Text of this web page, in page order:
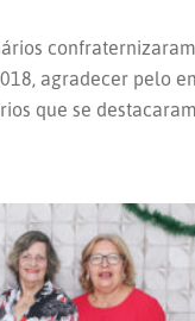
agradecer pelo
que se